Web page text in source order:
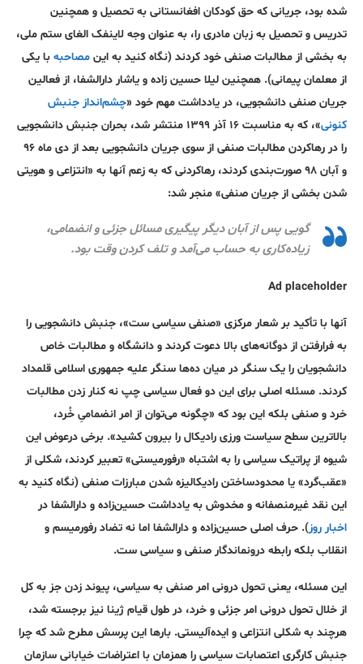
شده بود، جریانی که حق کودکان افغانستانی به تحصیل و همچنین
تدریس و تحصیل به زبان مادری را، به عنوان وجه لاینفک الغای ستم ملی،
به بخشی از مطالبات صنفی خود کردند (نگاه کنید به این مصاحبه با یکی
از معلمان پیمانی). همچنین لیلا حسین زاده و یاشار دارالشفا، از فعالین
جریان صنفی دانشجویی، در یادداشت مهم خود «چشم‌انداز جنبش
کنونی
»، که به مناسبت ۱۶ آذر ۱۳۹۹ منتشر شد، بحران جنبش دانشجویی
را در رها‌کردن مطالبات صنفی از سوی جریان دانشجویی بعد از دی ماه ۹۶
و آبان ۹۸ صورت‌بندی کردند، رهاکردنی که به زعم آنها به «انتزاعی و هویتی
شدن بخشی از جریان صنفی» منجر شد:
گویی پس از آبان دیگر پیگیری مسائل جزئی و انضمامی،
زیاده‌کاری به حساب می‌آمد و تلف کردن وقت بود.
Ad placeholder
آنها با تأکید بر شعار مرکزی «صنفی سیاسی ست»، جنبش دانشجویی را
به فرارفتن از دوگانه‌های بالا دعوت کردند و دانشگاه و مطالبات خاص
دانشجویان را یک سنگر در میان ده‌ها سنگر علیه جمهوری اسلامی قلمداد
کردند. مسئله اصلی برای این دو فعال سیاسی چپ نه کنار زدن مطالبات
خرد و صنفی بلکه این بود که «چگونه می‌توان از امر انضمامیِ خُرد،
بالاترین سطح سیاست ورزی رادیکال را بیرون کشید». برخی درعوض این
شیوه از پراتیک سیاسی را به اشتباه «رفورمیستی» تعبیر کردند، شکلی از
«عقب‌گرد» یا محدود‌ساختن رادیکالیزه شدن مبارزات صنفی (نگاه کنید به
این نقد غیرمنصفانه و مخدوش به یادداشت حسین‌زاده و دارالشفا در
اخبار روز). حرف اصلی حسین‌زاده و دارالشفا اما نه تضاد رفورمیسم و
انقلاب بلکه رابطه درونماندگار صنفی و سیاسی ست.
این مسئله، یعنی تحول درونی امر صنفی به سیاسی، پیوند زدن جز به کل
از خلال تحول درونی امر جزئی و خرد، در طول قیام ژینا نیز برجسته شد،
هرچند به شکلی انتزاعی و ایده‌آلیستی. بارها این پرسش مطرح شد که چرا
جنبش کارگری اعتصابات سیاسی را همزمان با اعتراضات خیابانی سازمان